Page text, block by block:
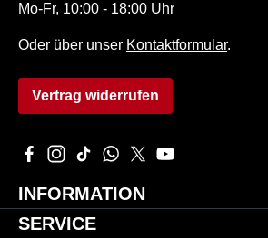
Mo-Fr, 10:00 - 18:00 Uhr
Oder über unser Kontaktformular.
Vertrag widerrufen
Besuche uns auf Facebook – öffnet in
Schau auf Instagram vorbei –
Sieh dir unsere TikTok-
Schreib uns auf
Folge uns auf X –
Sieh dir unsere
INFORMATION
SERVICE